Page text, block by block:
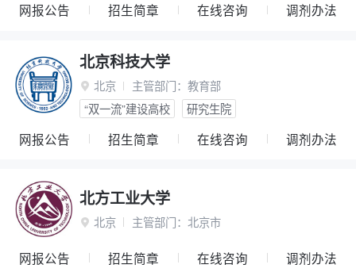
网报公告 招生简章 在线咨询 调剂办法
北京科技大学
 北京 主管部门： 教育部
“双一流”建设高校
研究生院
网报公告 招生简章 在线咨询 调剂办法
北方工业大学
 北京 主管部门： 北京市
网报公告 招生简章 在线咨询 调剂办法